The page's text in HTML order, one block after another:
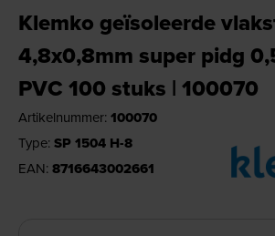
Klemko geïsoleerde
4,8x0,8mm super pidg
PVC 100 stuks | 100070
Artikelnummer: 100070
Type: SP 1504 H-8
EAN: 8716643002661